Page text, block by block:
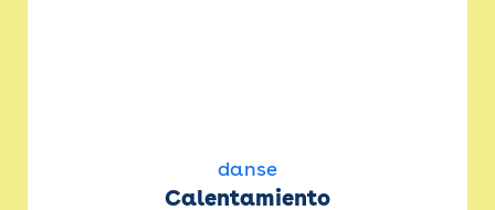
danse
Calentamiento